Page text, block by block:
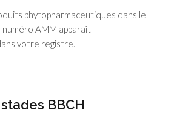
phytopharmaceutiques dans le
AMM apparaît
votre registre.
BBCH